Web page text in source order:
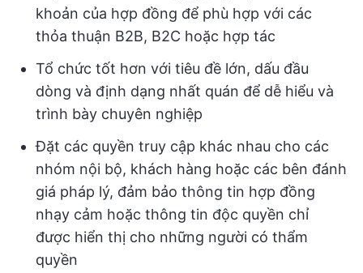
khoản của hợp đồng để phù hợp với các
thỏa thuận B2B, B2C hoặc hợp tác
Tổ chức tốt hơn với tiêu đề lớn, dấu đầu
dòng và định dạng nhất quán để dễ hiểu và
trình bày chuyên nghiệp
Đặt các quyền truy cập khác nhau cho các
nhóm nội bộ, khách hàng hoặc các bên đánh
giá pháp lý, đảm bảo thông tin hợp đồng
nhạy cảm hoặc thông tin độc quyền chỉ
được hiển thị cho những người có thẩm
quyền